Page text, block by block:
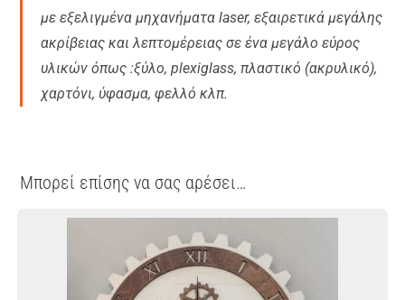
με εξελιγμένα μηχανήματα laser, εξαιρετικά μεγάλης
ακρίβειας και λεπτομέρειας σε ένα μεγάλο εύρος
υλικών όπως :ξύλο, plexiglass, πλαστικό (ακρυλικό),
χαρτόνι, ύφασμα, φελλό κλπ.
Μπορεί επίσης να σας αρέσει…